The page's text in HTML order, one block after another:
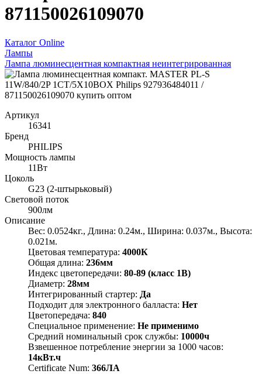
871150026109070
Каталог Online
Лампы
Лампа люминесцентная компактная неинтегрированная
Артикул
16341
Бренд
PHILIPS
Мощность лампы
11Вт
Цоколь
G23 (2-штырьковый)
Световой поток
900лм
Описание
Вес: 0.0524кг., Длина: 0.24м., Ширина: 0.037м., Высота:
0.021м.
Цветовая температура: 4000К
Общая длина: 236мм
Индекс цветопередачи: 80-89 (класс 1В)
Диаметр: 28мм
Интегрированный стартер: Да
Подходит для электронного балласта: Нет
Цветопередача: 840
Специальное применение: Не применимо
Средний номинальный срок службы: 10000ч
Взвешенное потребление энергии за 1000 часов:
14кВт.ч
Certificate Num: 366ЛА